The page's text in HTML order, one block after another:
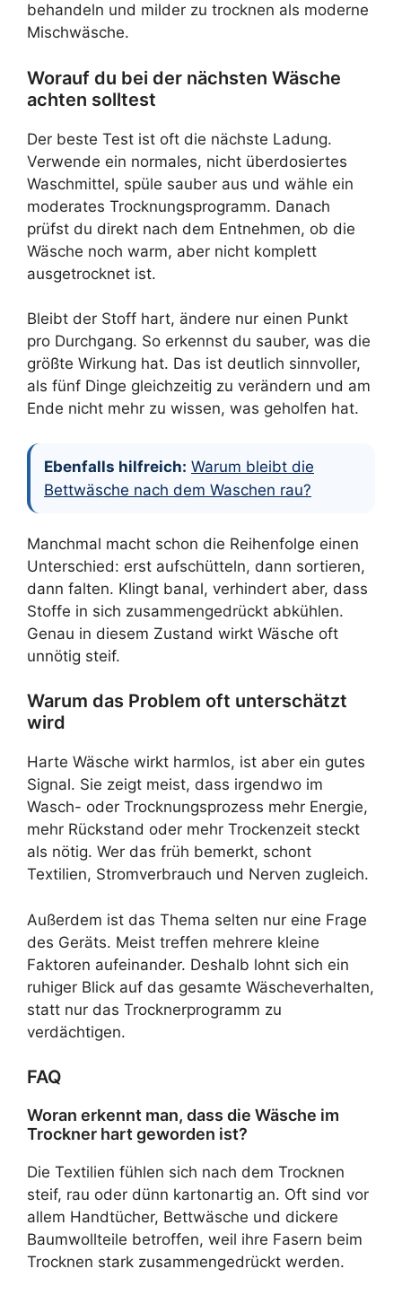
behandeln und milder zu trocknen als moderne
Mischwäsche.
Worauf du bei der nächsten Wäsche
achten solltest
Der beste Test ist oft die nächste Ladung.
Verwende ein normales, nicht überdosiertes
Waschmittel, spüle sauber aus und wähle ein
moderates Trocknungsprogramm. Danach
prüfst du direkt nach dem Entnehmen, ob die
Wäsche noch warm, aber nicht komplett
ausgetrocknet ist.
Bleibt der Stoff hart, ändere nur einen Punkt
pro Durchgang. So erkennst du sauber, was die
größte Wirkung hat. Das ist deutlich sinnvoller,
als fünf Dinge gleichzeitig zu verändern und am
Ende nicht mehr zu wissen, was geholfen hat.
Ebenfalls hilfreich: Warum bleibt die
Bettwäsche nach dem Waschen rau?
Manchmal macht schon die Reihenfolge einen
Unterschied: erst aufschütteln, dann sortieren,
dann falten. Klingt banal, verhindert aber, dass
Stoffe in sich zusammengedrückt abkühlen.
Genau in diesem Zustand wirkt Wäsche oft
unnötig steif.
Warum das Problem oft unterschätzt
wird
Harte Wäsche wirkt harmlos, ist aber ein gutes
Signal. Sie zeigt meist, dass irgendwo im
Wasch- oder Trocknungsprozess mehr Energie,
mehr Rückstand oder mehr Trockenzeit steckt
als nötig. Wer das früh bemerkt, schont
Textilien, Stromverbrauch und Nerven zugleich.
Außerdem ist das Thema selten nur eine Frage
des Geräts. Meist treffen mehrere kleine
Faktoren aufeinander. Deshalb lohnt sich ein
ruhiger Blick auf das gesamte Wäscheverhalten,
statt nur das Trocknerprogramm zu
verdächtigen.
FAQ
Woran erkennt man, dass die Wäsche im
Trockner hart geworden ist?
Die Textilien fühlen sich nach dem Trocknen
steif, rau oder dünn kartonartig an. Oft sind vor
allem Handtücher, Bettwäsche und dickere
Baumwollteile betroffen, weil ihre Fasern beim
Trocknen stark zusammengedrückt werden.